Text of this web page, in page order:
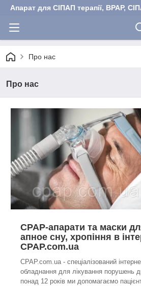
Апарат для СІПАП терапії, BPAP,
Про нас
Про нас
CPAP-апарати та маски
апное сну, хропіння в
CPAP.com.ua
CPAP.com.ua - спеціалізований
обладнання для лікування порушень
понад 12 років ми допомагаємо